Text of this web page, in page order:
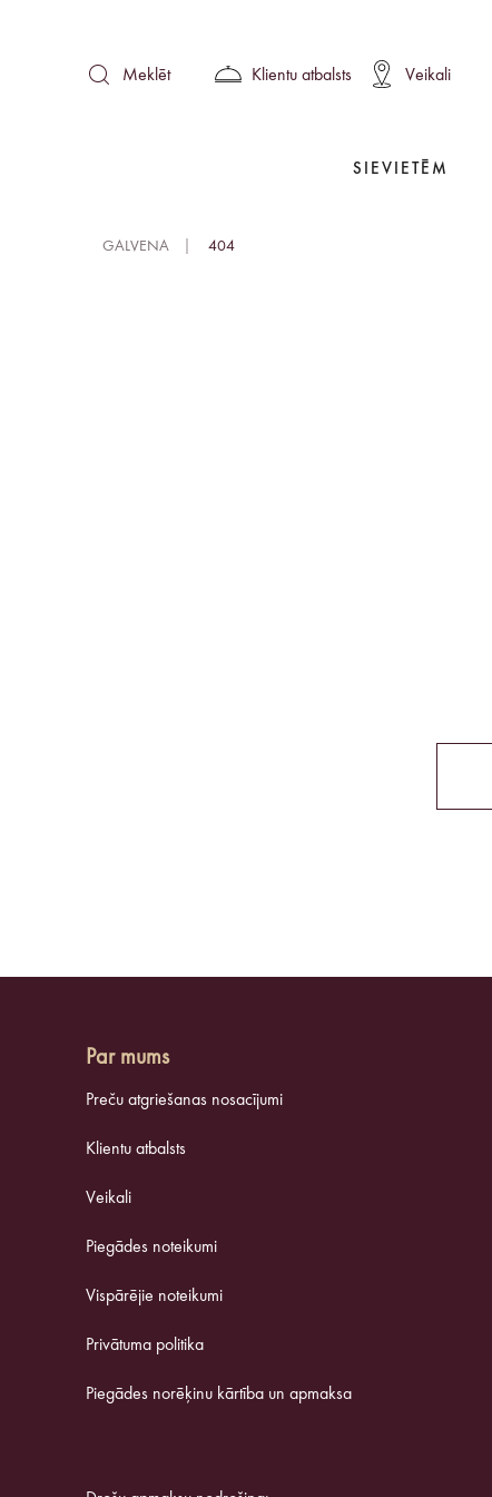
Meklēt Klientu atbalsts Veikali
SIEVIETĒM
GALVENA 404
Par mums
Preču atgriešanas nosacījumi
Klientu atbalsts
Veikali
Piegādes noteikumi
Vispārējie noteikumi
Privātuma politika
Piegādes norēķinu kārtība un apmaksa